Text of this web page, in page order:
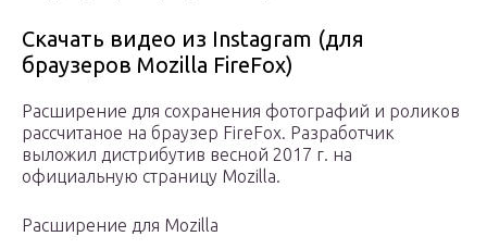
Скачать видео из Instagram (для
браузеров Mozilla FireFox)
Расширение для сохранения фотографий и роликов
рассчитаное на браузер FireFox. Разработчик
выложил дистрибутив весной 2017 г. на
официальную страницу Mozilla.
Расширение для Mozilla